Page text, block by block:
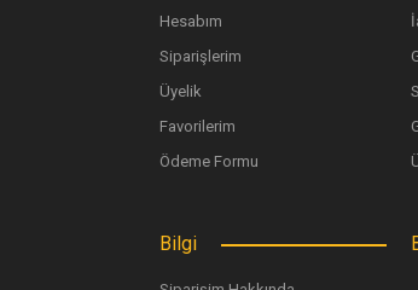
Hesabım
Siparişlerim
Üyelik
Favorilerim
Ödeme Formu
Bilgi